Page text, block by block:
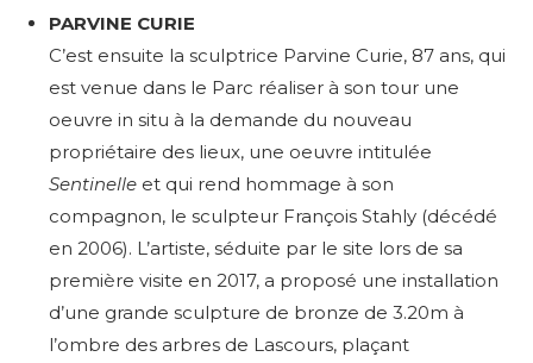
PARVINE CURIE
C’est ensuite la sculptrice Parvine Curie, 87 ans, qui
est venue dans le Parc réaliser à son tour une
oeuvre in situ à la demande du nouveau
propriétaire des lieux, une oeuvre intitulée
Sentinelle et qui rend hommage à son
compagnon, le sculpteur François Stahly (décédé
en 2006). L’artiste, séduite par le site lors de sa
première visite en 2017, a proposé une installation
d’une grande sculpture de bronze de 3.20m à
l’ombre des arbres de Lascours, plaçant